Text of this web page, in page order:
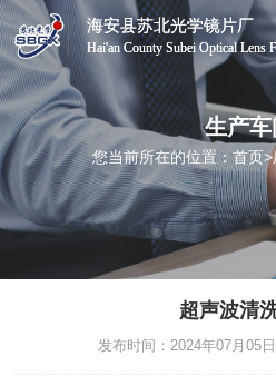
海安县苏北光学镜片厂
Hai'an County Subei Optical Lens
生产车
您当前所在的位置：首页>
超声波清
发布时间：2024年07月
海安县苏北光学镜片厂
Hai'an County Subei Optical Lens